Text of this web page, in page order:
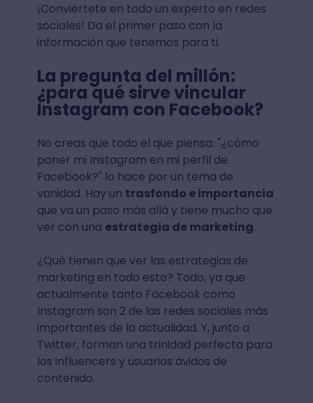
¡Conviértete en todo un experto en redes
sociales! Da el primer paso con la
información que tenemos para ti.
La pregunta del millón:
¿para qué sirve vincular
Instagram con Facebook?
No creas que todo el que piensa: "¿cómo
poner mi Instagram en mi perfil de
Facebook?" lo hace por un tema de
vanidad. Hay un trasfondo e importancia
que va un paso más allá y tiene mucho que
ver con una estrategia de marketing.
¿Qué tienen que ver las estrategias de
marketing en todo esto? Todo, ya que
actualmente tanto Facebook como
Instagram son 2 de las redes sociales más
importantes de la actualidad. Y, junto a
Twitter, forman una trinidad perfecta para
los influencers y usuarios ávidos de
contenido.